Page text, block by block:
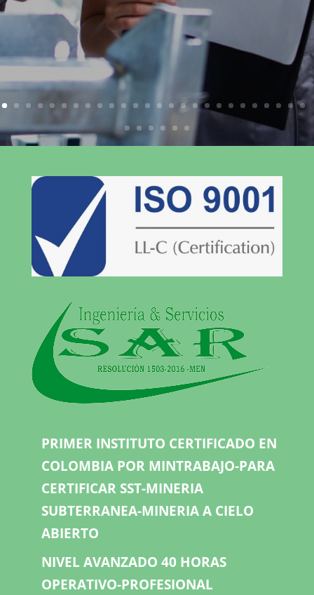
PRIMER INSTITUTO CERTIFICADO EN
COLOMBIA POR MINTRABAJO-PARA
CERTIFICAR SST-MINERIA
SUBTERRANEA-MINERIA A CIELO
ABIERTO
NIVEL AVANZADO 40 HORAS
OPERATIVO-PROFESIONAL